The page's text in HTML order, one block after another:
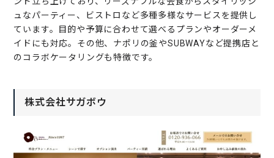
ュなパーティー、ビストロなど多種多様なサービスを提供し
ています。目的や予算に合わせて選べるプランやオーダーメ
イドにも対応。その他、ナポリの釜やSUBWAYなど提携店と
のコラボケータリングも特徴です。
株式会社サガボウ